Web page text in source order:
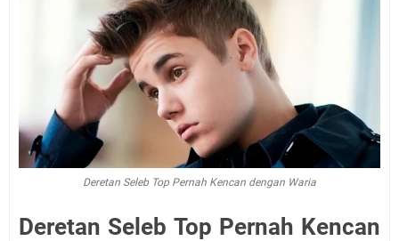
Deretan Seleb Top Pernah Kencan dengan Waria
Deretan Seleb Top Pernah Kencan